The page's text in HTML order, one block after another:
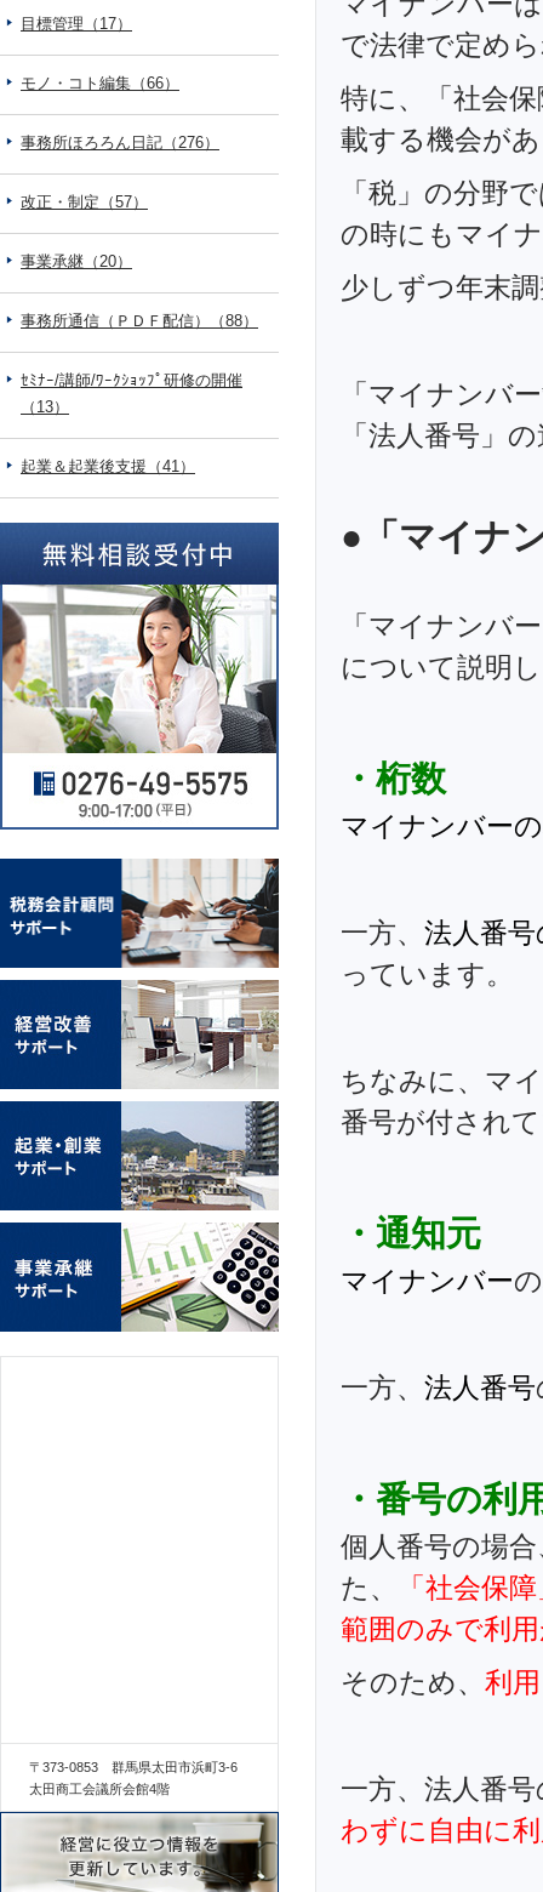
で法律で定め
特に、「社会
載する機会が
「税」の分野
の時にもマイ
少しずつ年末
「マイナンバ
「法人番号」
●「マイナ
「マイナンバ
について説明
・桁数
マイナンバーの
一方、 法人番号
っています。
ちなみに、マ
番号が付され
・通知元
マイナンバー
一方、 法人番号
・番号の利
個人番号の場
た、
「社会保
範囲のみで利
そのため、 利
一方、法人番
わずに自由に
目標管理（17）
モノ・コト編集（66）
事務所ほろろん日記（276）
改正・制定（57）
事業承継（20）
事務所通信（ＰＤＦ配信）（88）
ｾﾐﾅｰ/講師/ﾜｰｸｼｮｯﾌﾟ研修の開催
（13）
起業＆起業後支援（41）
〒373-0853 群馬県太田市浜町3-6
太田商工会議所会館4階